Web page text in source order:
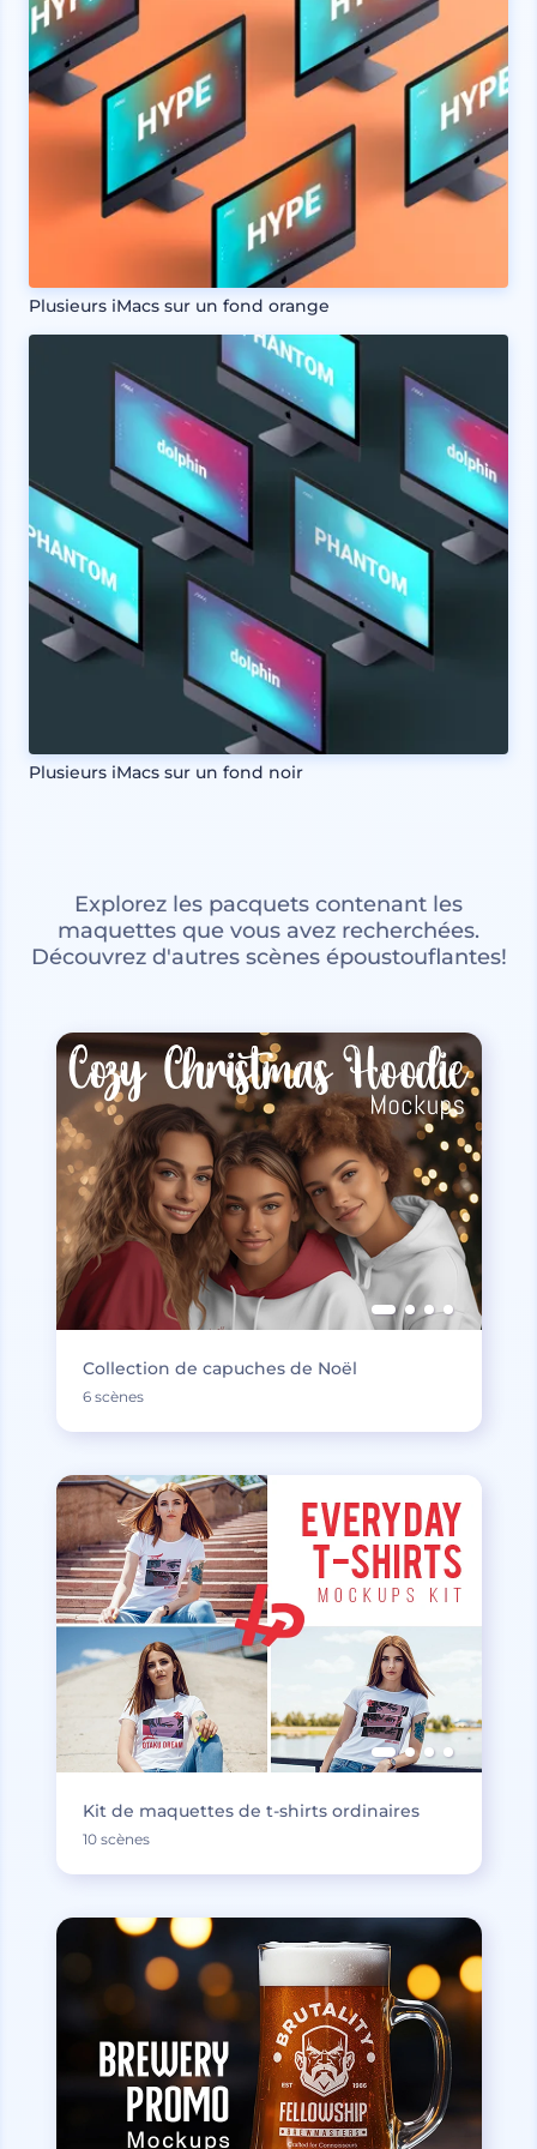
Plusieurs iMacs sur un fond orange
Plusieurs iMacs sur un fond noir
Explorez les pacquets contenant les
maquettes que vous avez recherchées.
Découvrez d'autres scènes époustouflantes!
Collection de capuches de Noël
6 scènes
Kit de maquettes de t-shirts ordinaires
10 scènes